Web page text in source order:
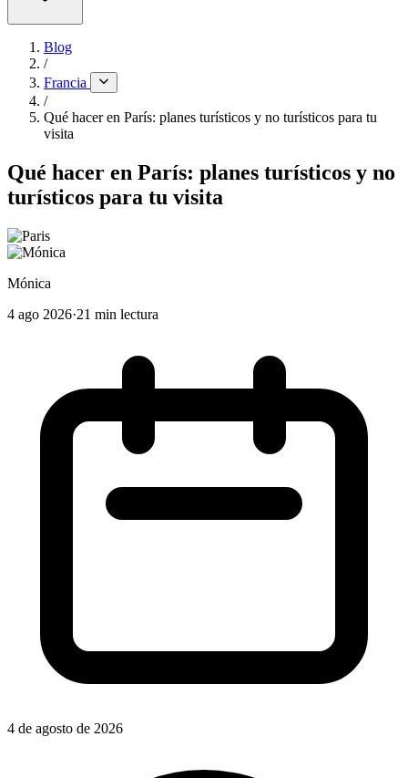
Blog
/
Francia
/
Qué hacer en París: planes turísticos y no turísticos para tu
visita
Qué hacer en París: planes turísticos y no
turísticos para tu visita
Mónica
4 ago 2026·21 min lectura
4 de agosto de 2026